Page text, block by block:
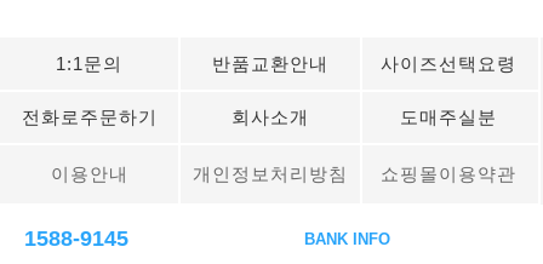
1:1문의 반품교환안내 사이즈선택요령
전화로주문하기 회사소개 도매주실분
이용안내 개인정보처리방침 쇼핑몰이용약관
1588-9145 BANK INFO